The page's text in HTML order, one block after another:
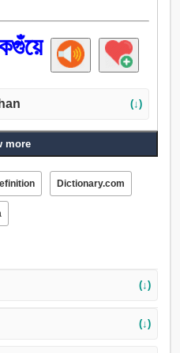
(↓)
জেদী, খুঁতখুঁতে, কঠিনীভূত, কঠিন,
অদম্য, পুরাদস্তুর,
more
Dictionary.com
(↓)
(↓)